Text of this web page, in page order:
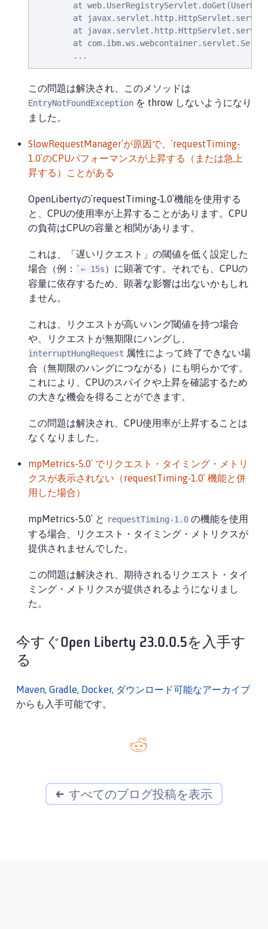
at
at
at
at
        ...
この問題は解決され、このメソッドは
EntryNotFoundException を throw しないようになり
ました。
SlowRequestManager`が原因で、`requestTiming-
1.0`のCPUパフォーマンスが上昇する（または急上
昇する）ことがある
OpenLibertyの`requestTiming-1.0`機能を使用する
と、CPUの使用率が上昇することがあります。CPU
の負荷はCPUの容量と相関があります。
これは、「遅いリクエスト」の閾値を低く設定した
場合（例：
`⇐ 15s）に顕著です。それでも、CPUの
容量に依存するため、顕著な影響は出ないかもしれ
ません。
これは、リクエストが高いハング閾値を持つ場合
や、リクエストが無期限にハングし、
interruptHungRequest 属性によって終了できない場
合（無期限のハングにつながる）にも明らかです。
これにより、CPUのスパイクや上昇を確認するため
の大きな機会を得ることができます。
この問題は解決され、CPU使用率が上昇することは
なくなりました。
mpMetrics-5.0` でリクエスト・タイミング・メトリ
クスが表示されない（requestTiming-1.0` 機能と併
用した場合）
mpMetrics-5.0` と requestTiming-1.0 の機能を使用
する場合、リクエスト・タイミング・メトリクスが
提供されませんでした。
この問題は解決され、期待されるリクエスト・タイ
ミング・メトリクスが提供されるようになりまし
た。
今すぐOpen Liberty 23.0.0.5を入手す
る
Maven, Gradle, Docker, ダウンロード可能なアーカイブ
からも入手可能です。
すべてのブログ投稿を表示